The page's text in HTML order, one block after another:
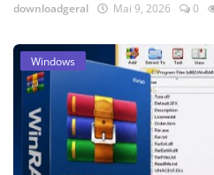
downloadgeral Mai 9, 2026 0
Windows